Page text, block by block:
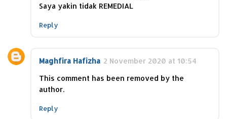
Saya yakin tidak REMEDIAL
Reply
Maghfira Hafizha 2 November 2020 at 10:54
This comment has been removed by the
author.
Reply